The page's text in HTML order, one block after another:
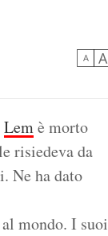
A A
Lemè morto
risiedeva da
Ne ha dato
mondo. I suoi